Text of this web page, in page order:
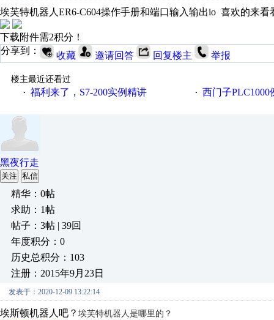
埃芙特机器人ER6-C604操作手册和端口输入输出io 喜欢的来
下载附件需2积分！
分享到：
收藏 邀请回答 回复楼主 举报
楼主最近还看过
· 福利来了，S7-200实例精讲 · 西门子PLC1000
黑夜行走
关注 私信
精华：0帖
求助：1帖
帖子：3帖 | 39回
年度积分：0
历史总积分：103
注册：2015年9月23日
发表于：2020-12-09 13:22:14
埃斯顿机器人吧？ 埃芙特机器人是哪里的？